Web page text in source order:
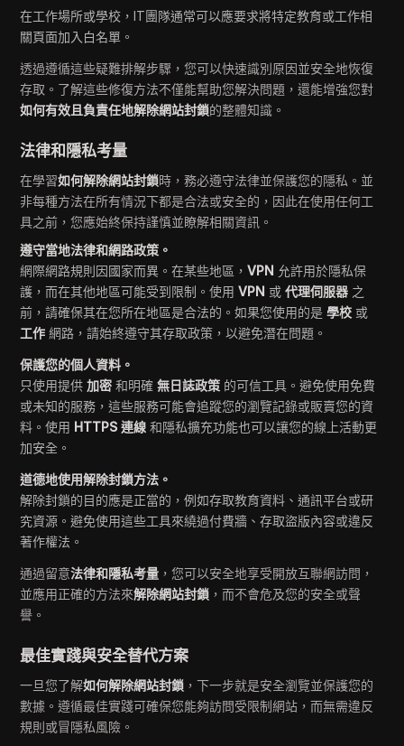
在工作場所或學校，IT團隊通常可以應要求將特定教育或工作相
關頁面加入白名單。
透過遵循這些疑難排解步驟，您可以快速識別原因並安全地恢復
存取。了解這些修復方法不僅能幫助您解決問題，還能增強您對
如何有效且負責任地解除網站封鎖的整體知識。
法律和隱私考量
在學習如何解除網站封鎖時，務必遵守法律並保護您的隱私。並
非每種方法在所有情況下都是合法或安全的，因此在使用任何工
具之前，您應始終保持謹慎並瞭解相關資訊。
遵守當地法律和網路政策。
網際網路規則因國家而異。在某些地區，VPN 允許用於隱私保
護，而在其他地區可能受到限制。使用VPN 或代理伺服器 之
前，請確保其在您所在地區是合法的。如果您使用的是學校 或
工作 網路，請始終遵守其存取政策，以避免潛在問題。
保護您的個人資料。
只使用提供加密 和明確無日誌政策 的可信工具。避免使用免費
或未知的服務，這些服務可能會追蹤您的瀏覽記錄或販賣您的資
料。使用 HTTPS 連線 和隱私擴充功能也可以讓您的線上活動更
加安全。
道德地使用解除封鎖方法。
解除封鎖的目的應是正當的，例如存取教育資料、通訊平台或研
究資源。避免使用這些工具來繞過付費牆、存取盜版內容或違反
著作權法。
通過留意法律和隱私考量 ，您可以安全地享受開放互聯網訪問，
並應用正確的方法來解除網站封鎖 ，而不會危及您的安全或聲
譽。
最佳實踐與安全替代方案
一旦您了解如何解除網站封鎖 ，下一步就是安全瀏覽並保護您的
數據。遵循最佳實踐可確保您能夠訪問受限制網站，而無需違反
規則或冒隱私風險。